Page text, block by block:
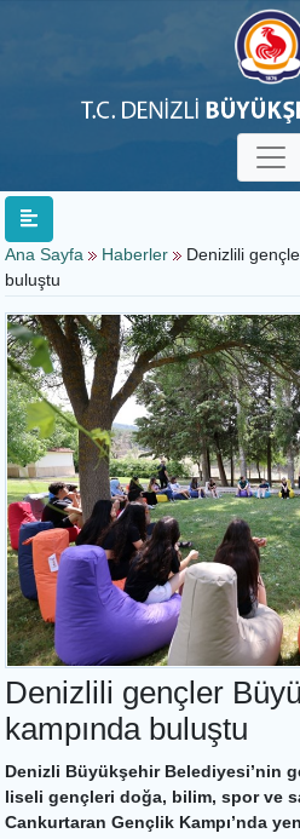
Ana Sayfa Haberler
Denizlili
buluştu
Denizlili gençler
kampında buluştu
Denizli Büyükşehir Belediyesi’nin
liseli gençleri doğa, bilim, spor ve
Cankurtaran Gençlik Kampı’nda